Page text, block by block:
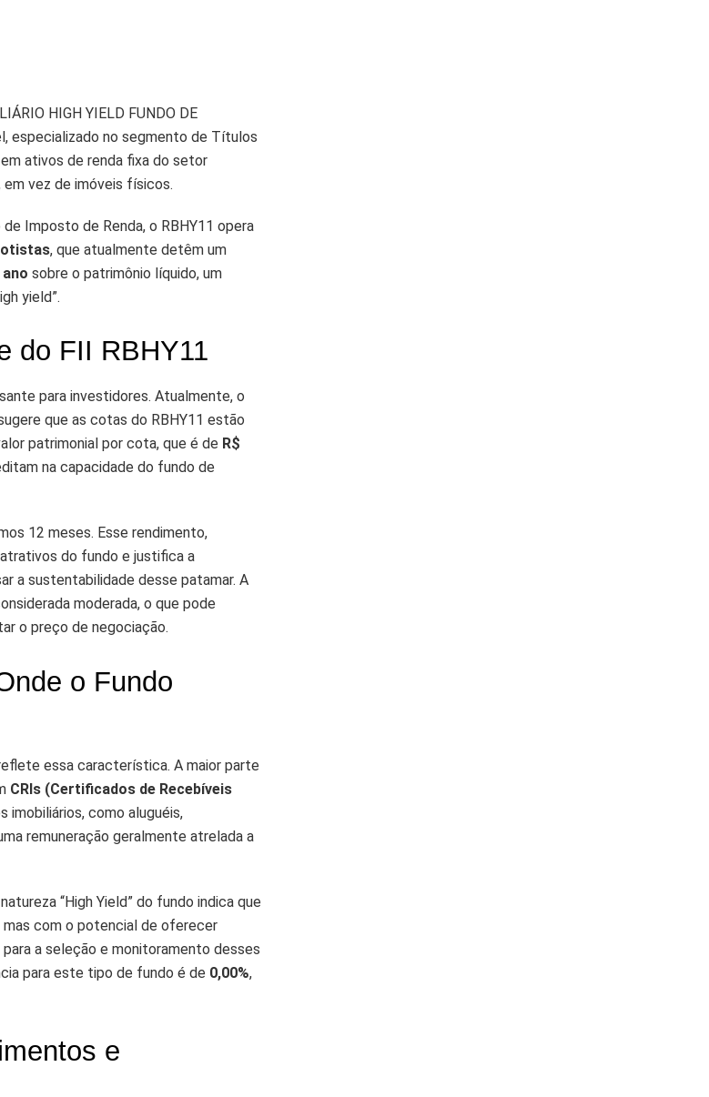
HIGH YIELD FUNDO DE
especializado no segmento de Títulos
ativos de renda fixa do setor
vez de imóveis físicos.
Imposto de Renda, o RBHY11 opera
, que atualmente detêm um
ano sobre o patrimônio líquido, um
yield”.
do FII RBHY11
para investidores. Atualmente, o
que as cotas do RBHY11 estão
patrimonial por cota, que é de R$
na capacidade do fundo de
12 meses. Esse rendimento,
do fundo e justifica a
a sustentabilidade desse patamar. A
moderada, o que pode
o preço de negociação.
o Fundo
essa característica. A maior parte
CRIs (Certificados de Recebíveis
imobiliários, como aluguéis,
remuneração geralmente atrelada a
“High Yield” do fundo indica que
mas com o potencial de oferecer
a seleção e monitoramento desses
para este tipo de fundo é de 0,00%,
e